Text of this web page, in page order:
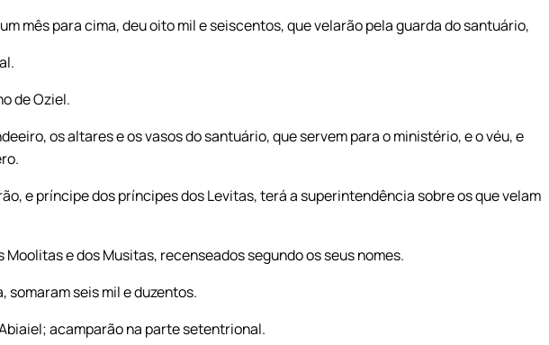
mês para cima, deu oito mil e seiscentos, que velarão pela guarda do santuário,
de Oziel.
os altares e os vasos do santuário, que servem para o ministério, e o véu, e
e príncipe dos príncipes dos Levitas, terá a superintendência sobre os que velam
e dos Musitas, recenseados segundo os seus nomes.
somaram seis mil e duzentos.
acamparão na parte setentrional.